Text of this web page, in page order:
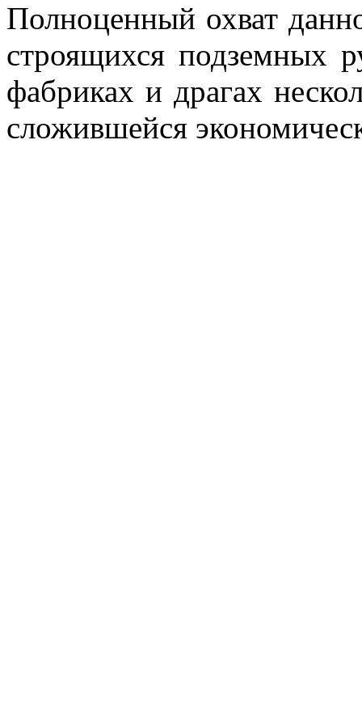
Полноценный охват
строящихся подземных
фабриках и драгах
сложившейся